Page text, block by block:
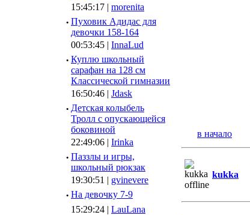
15:45:17 | morenita
· Пуховик Адидас для
девочки 158-164
00:53:45 | InnaLud
· Куплю школьный
сарафан на 128 см
Классической гимназии
16:50:46 | Jdask
· Детская колыбель
Тролл с опускающейся
боковиной
22:49:06 | Irinka
· Паззлы и игры,
школьный рюкзак
19:30:51 | gvinevere
· Hа девочку 7-9
15:29:24 | LauLana
в начало
kukka